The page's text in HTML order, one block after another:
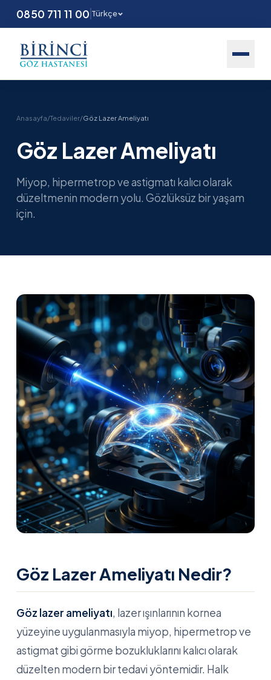
0850 711 11 00 Türkçe
Anasayfa/Tedaviler/Göz Lazer Ameliyatı
Göz Lazer Ameliyatı
Miyop, hipermetrop ve astigmatı kalıcı olarak
düzeltmenin modern yolu. Gözlüksüz bir yaşam
için.
Göz Lazer Ameliyatı Nedir?
Göz lazer ameliyatı, lazer ışınlarının kornea
yüzeyine uygulanmasıyla miyop, hipermetrop ve
astigmat gibi görme bozukluklarını kalıcı olarak
düzelten modern bir tedavi yöntemidir. Halk